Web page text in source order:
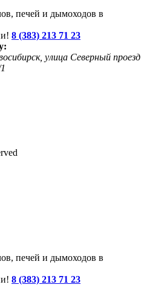
8 (383) 213 71 23
улица Северный проезд
8 (383) 213 71 23